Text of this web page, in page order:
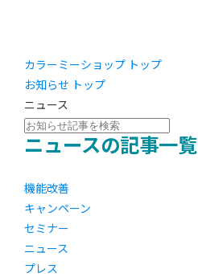
カラーミーショップ トップ
お知らせ トップ
ニュース
ニュースの記事一覧
機能改善
キャンペーン
セミナー
ニュース
プレス